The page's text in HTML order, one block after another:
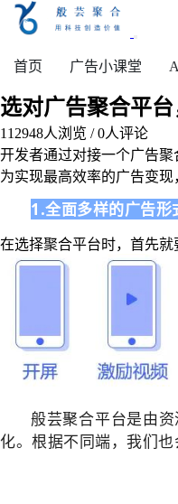
首页 广告小课堂
选对广告聚合平
112948人浏览 /0人评论
开发者通过对接一个广告聚
为实现最高效率的广告变
1.全面多样的广告形
在选择聚合平台时，首先
般芸聚合平台是由
化。根据不同端，我们